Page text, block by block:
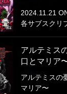
2024.11.21
各サブスクリ
アルテミス
口とマリア
アルテミスの
マリア〜